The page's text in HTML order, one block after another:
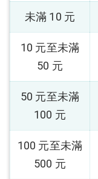
未滿 10 元
10 元至未滿
50 元
50 元至未滿
100 元
100 元至未滿
500 元